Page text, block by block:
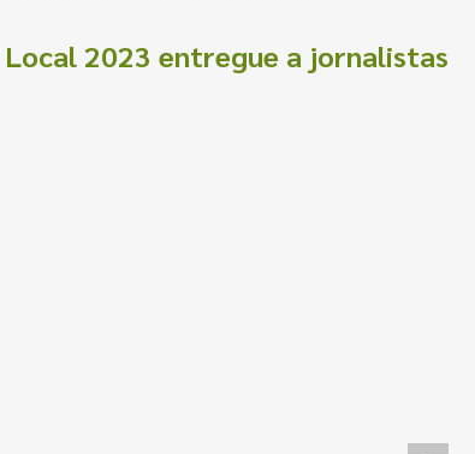
Local 2023 entregue a jornalistas